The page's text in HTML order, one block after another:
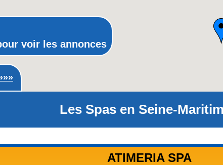
voir les annonces
Les Spas en Seine-
ATIMERIA SPA